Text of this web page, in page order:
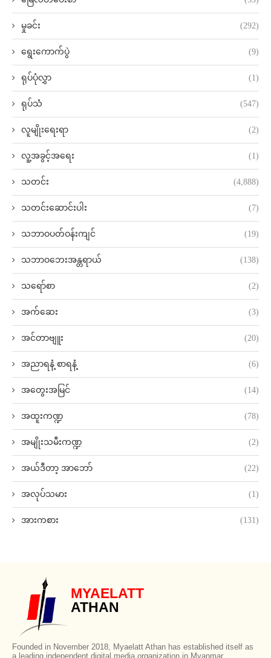
မှုခင်း (292)
ရွေးကောက်ပွဲ (9)
ရုပ်ပုံလွှာ (1)
ရုပ်သံ (547)
လူမျိုးရေးရာ (2)
လူ့အခွင့်အရေး (1)
သတင်း (4,888)
သတင်းဆောင်းပါး (7)
သဘာဝပတ်ဝန်းကျင် (19)
သဘာဝဘေးအန္တရာယ် (138)
သရော်စာ (2)
အက်ဆေး (3)
အင်တာဗျူး (20)
အညာရနံ့ စာရနံ့ (6)
အတွေးအမြင် (14)
အထူးကဏ္ဍ (78)
အမျိုးသမီးကဏ္ဍ (2)
အယ်ဒီတာ့ အာဘော် (22)
အလုပ်သမား (1)
အားကစား (131)
MYAELATT
ATHAN
Founded in November 2018, Myaelatt Athan has established itself as
a leading independent digital media organization in Myanmar,